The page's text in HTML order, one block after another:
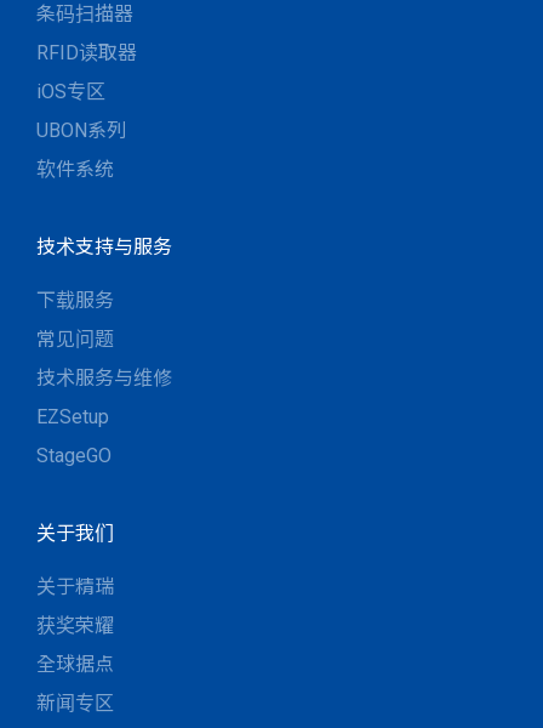
条码扫描器
RFID读取器
iOS专区
UBON系列
软件系统
技术支持与服务
下载服务
常见问题
技术服务与维修
EZSetup
StageGO
关于我们
关于精瑞
获奖荣耀
全球据点
新闻专区